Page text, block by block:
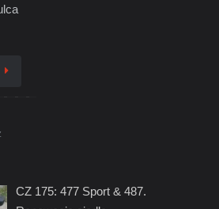
CZ 175: 477 Sport & 487.